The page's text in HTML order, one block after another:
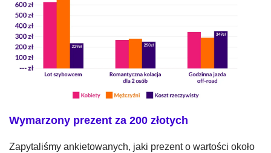
Wymarzony prezent za 200 złotych
Zapytaliśmy ankietowanych, jaki prezent o wartości około